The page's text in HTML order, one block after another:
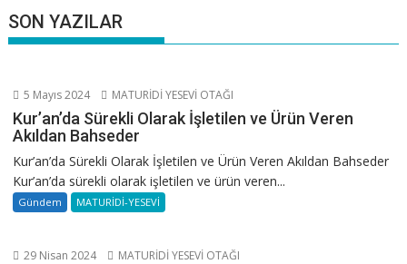
SON YAZILAR
5 Mayıs 2024 MATURİDİ YESEVİ OTAĞI
Kur’an’da Sürekli Olarak İşletilen ve Ürün Veren
Akıldan Bahseder
Kur’an’da Sürekli Olarak İşletilen ve Ürün Veren Akıldan Bahseder
Kur’an’da sürekli olarak işletilen ve ürün veren...
Gündem MATURİDİ-YESEVİ
29 Nisan 2024 MATURİDİ YESEVİ OTAĞI